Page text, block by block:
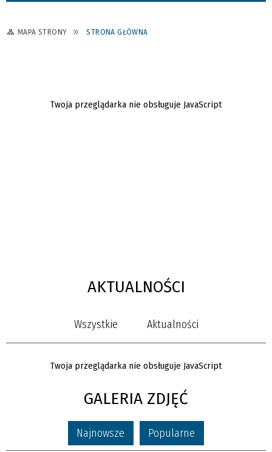
MAPA STRONY STRONA GŁÓWNA
Twoja przeglądarka nie obsługuje JavaScript
AKTUALNOŚCI
Wszystkie Aktualności
Twoja przeglądarka nie obsługuje JavaScript
GALERIA ZDJĘĆ
Najnowsze Popularne